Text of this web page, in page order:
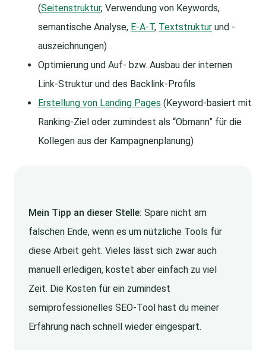
(Seitenstruktur, Verwendung von Keywords,
semantische Analyse, E-A-T, Textstruktur und -
auszeichnungen)
Optimierung und Auf- bzw. Ausbau der internen
Link-Struktur und des Backlink-Profils
Erstellung von Landing Pages (Keyword-basiert mit
Ranking-Ziel oder zumindest als “Obmann” für die
Kollegen aus der Kampagnenplanung)
Mein Tipp an dieser Stelle: Spare nicht am
falschen Ende, wenn es um nützliche Tools für
diese Arbeit geht. Vieles lässt sich zwar auch
manuell erledigen, kostet aber einfach zu viel
Zeit. Die Kosten für ein zumindest
semiprofessionelles SEO-Tool hast du meiner
Erfahrung nach schnell wieder eingespart.